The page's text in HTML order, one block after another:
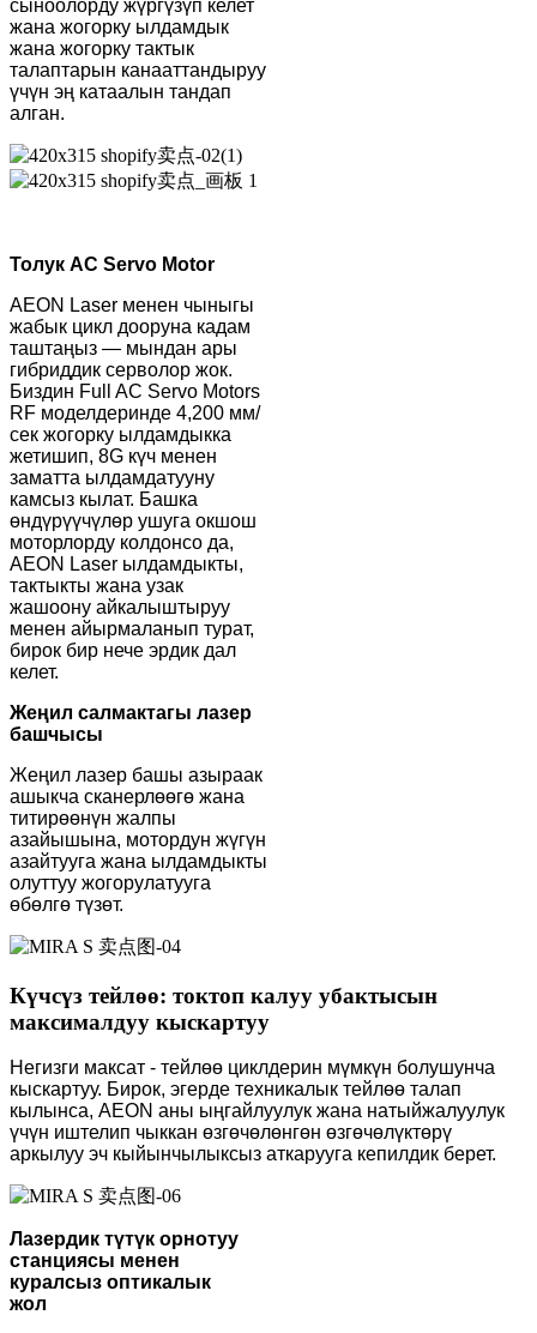
сыноолорду жүргүзүп келет
жана жогорку ылдамдык
жана жогорку тактык
талаптарын канааттандыруу
үчүн эң катаалын тандап
алган.
Толук AC Servo Motor
AEON Laser менен чыныгы
жабык цикл дооруна кадам
таштаңыз — мындан ары
гибриддик серволор жок.
Биздин Full AC Servo Motors
RF моделдеринде 4,200 мм/
сек жогорку ылдамдыкка
жетишип, 8G күч менен
заматта ылдамдатууну
камсыз кылат. Башка
өндүрүүчүлөр ушуга окшош
моторлорду колдонсо да,
AEON Laser ылдамдыкты,
тактыкты жана узак
жашоону айкалыштыруу
менен айырмаланып турат,
бирок бир нече эрдик дал
келет.
Жеңил салмактагы лазер
башчысы
Жеңил лазер башы азыраак
ашыкча сканерлөөгө жана
титирөөнүн жалпы
азайышына, мотордун жүгүн
азайтууга жана ылдамдыкты
олуттуу жогорулатууга
өбөлгө түзөт.
Күчсүз тейлөө: токтоп калуу убактысын
максималдуу кыскартуу
Негизги максат - тейлөө циклдерин мүмкүн болушунча
кыскартуу. Бирок, эгерде техникалык тейлөө талап
кылынса, AEON аны ыңгайлуулук жана натыйжалуулук
үчүн иштелип чыккан өзгөчөлөнгөн өзгөчөлүктөрү
аркылуу эч кыйынчылыксыз аткарууга кепилдик берет.
Лазердик түтүк орнотуу
станциясы менен
куралсыз оптикалык
жол